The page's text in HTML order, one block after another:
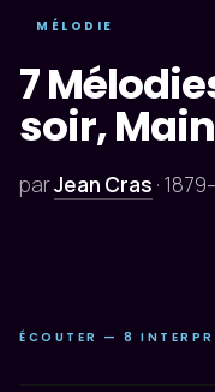
MÉLODIE
7
soir,
parJean Cras ·
ÉCOUTER — 8